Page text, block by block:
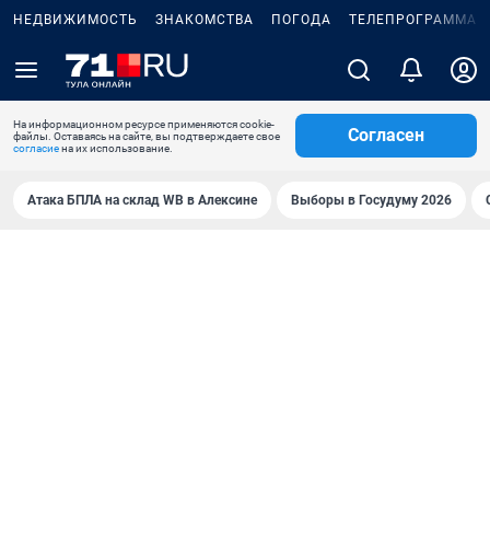
НЕДВИЖИМОСТЬ ЗНАКОМСТВА ПОГОДА ТЕЛЕПРОГРАММА
На информационном ресурсе применяются cookie-
файлы. Оставаясь на сайте, вы подтверждаете свое
согласиена их использование.
Согласен
Атака БПЛА на склад WB в Алексине Выборы в Госудуму 2026